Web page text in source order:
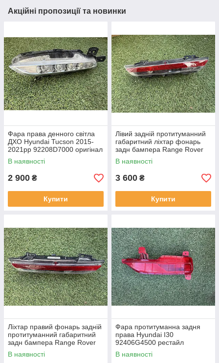
Акційні пропозиції та новинки
Фара права денного світла
ДХО Hyundai Tucson 2015-
2021рр 92208D7000 оригінал
бв відсутнє одне кріплення,
повністю робоча
В наявності
2 900 ₴
Купити
Лівий задній протитуманний
габаритний ліхтар фонарь
задн бампера Range Rover
L460 від 2021-рр LR152299
оригінал бв повністю р
В наявності
3 600 ₴
Купити
Ліхтар правий фонарь задній
протитуманний габаритний
задн бампера Range Rover
L460 від2021-рр, LR152295
оригінал повністю робо
В наявності
Фара протитуманна задня
права Hyundai I30
92406G4500 рестайл
від2020-рр оригінал бв
відсутнє одне кріплення
В наявності